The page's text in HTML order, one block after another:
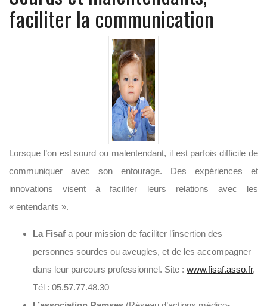
faciliter la communication
Lorsque l’on est sourd ou malentendant, il est parfois difficile de
communiquer avec son entourage. Des expériences et
innovations visent à faciliter leurs relations avec les
« entendants ».
La Fisaf a pour mission de faciliter l’insertion des
personnes sourdes ou aveugles, et de les accompagner
dans leur parcours professionnel. Site : www.fisaf.asso.fr,
Tél : 05.57.77.48.30